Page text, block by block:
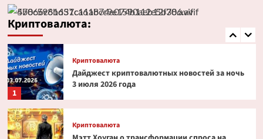
Криптовалюта:
5
Эксперт PlanB допустил снижение биткоина
до $52 000
1
Криптовалюта
Дайджест криптовалютных новостей за ночь
3 июля 2026 года
Криптовалюта